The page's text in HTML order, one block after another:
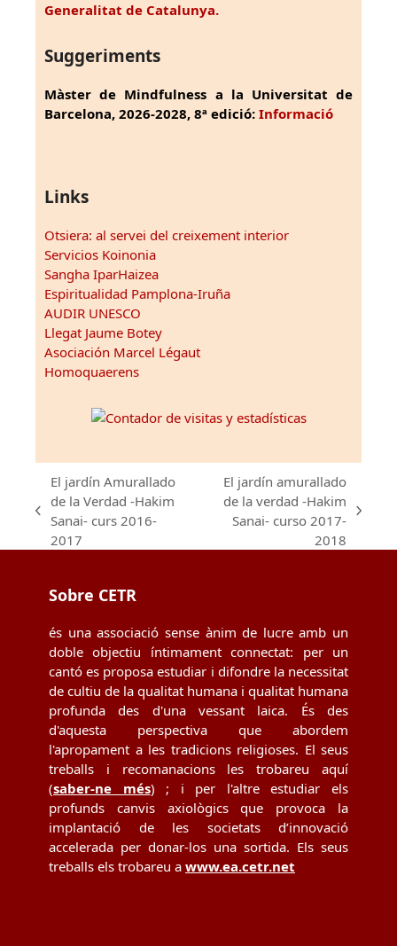
Generalitat de Catalunya.
Suggeriments
Màster de Mindfulness a la Universitat de
Barcelona, 2026-2028, 8ª edició: Informació
Links
Otsiera: al servei del creixement interior
Servicios Koinonia
Sangha IparHaizea
Espiritualidad Pamplona-Iruña
AUDIR UNESCO
Llegat Jaume Botey
Asociación Marcel Légaut
Homoquaerens
previous
post:
El jardín Amurallado
de la Verdad -Hakim
Sanai- curs 2016-
2017
El jardín amurallado
de la verdad -Hakim
Sanai- curso 2017-
2018
Sobre CETR
és una associació sense ànim de lucre amb un
doble objectiu íntimament connectat: per un
cantó es proposa estudiar i difondre la necessitat
de cultiu de la qualitat humana i qualitat humana
profunda des d'una vessant laica. És des
d'aquesta perspectiva que abordem
l'apropament a les tradicions religioses. El seus
treballs i recomanacions les trobareu aquí
(saber-ne més) ; i per l'altre estudiar els
profunds canvis axiològics que provoca la
implantació de les societats d’innovació
accelerada per donar-los una sortida. Els seus
treballs els trobareu a www.ea.cetr.net